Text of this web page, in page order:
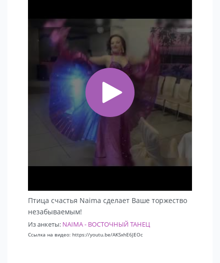
Птица счастья Naima сделает Ваше торжество
незабываемым!
Из анкеты: NAIMA - ВОСТОЧНЫЙ ТАНЕЦ
Ссылка на видео: https://youtu.be/AKSxhE6JEOc